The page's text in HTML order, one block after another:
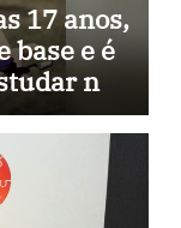
17 anos,
base e é
na